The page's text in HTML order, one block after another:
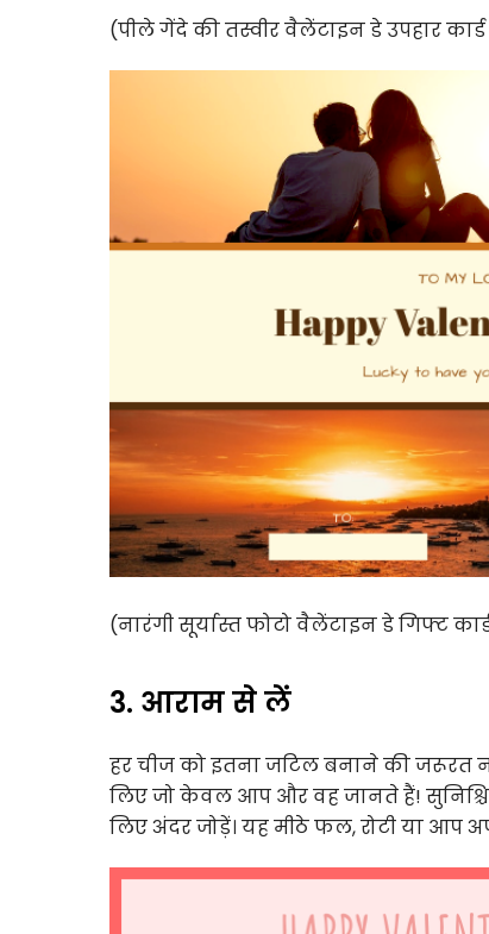
(पीले गेंदे की तस्वीर वैलेंटाइन डे उपहार कार्ड
(नारंगी सूर्यास्त फोटो वैलेंटाइन डे गिफ्ट
3. आराम से लें
हर चीज को इतना जटिल बनाने की जरूरत
लिए जो केवल आप और वह जानते हैं!
लिए अंदर जोड़ें। यह मीठे फल, रोटी या